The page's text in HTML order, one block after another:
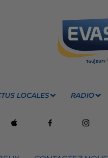
LOCALES RADIO